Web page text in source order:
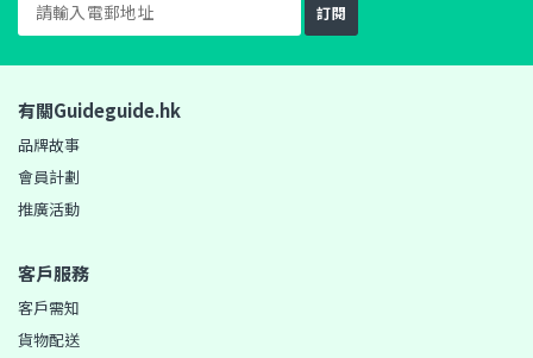
訂閱
有關Guideguide.hk
品牌故事
會員計劃
推廣活動
客戶服務
客戶需知
貨物配送